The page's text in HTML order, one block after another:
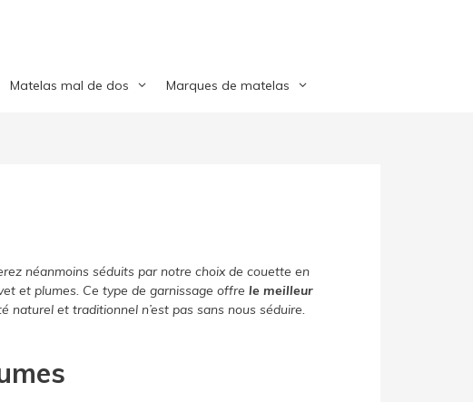
Matelas mal de dos Marques de matelas
néanmoins séduits par notre choix de couette en
et plumes. Ce type de garnissage offre le meilleur
naturel et traditionnel n’est pas sans nous séduire.